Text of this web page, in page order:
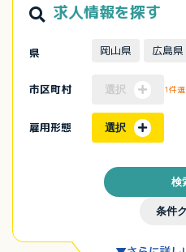
求人情報を探す
県 岡山県 広島県
市区町村 選択 1件
雇用形態 選択
条件
検